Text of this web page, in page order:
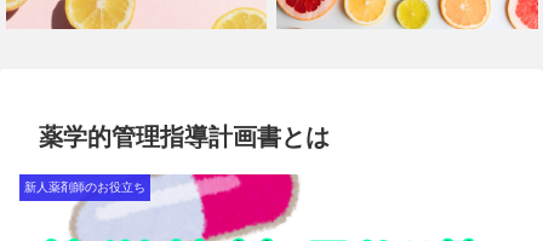
薬学的管理指導計画書とは
新人薬剤師のお役立ち